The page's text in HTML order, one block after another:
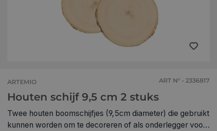
ARTEMIO ART N° - 2336817
Houten schijf 9,5 cm 2 stuks
Twee houten boomschijfjes (9,5cm diameter) die gebruikt
kunnen worden om te decoreren of als onderlegger voor